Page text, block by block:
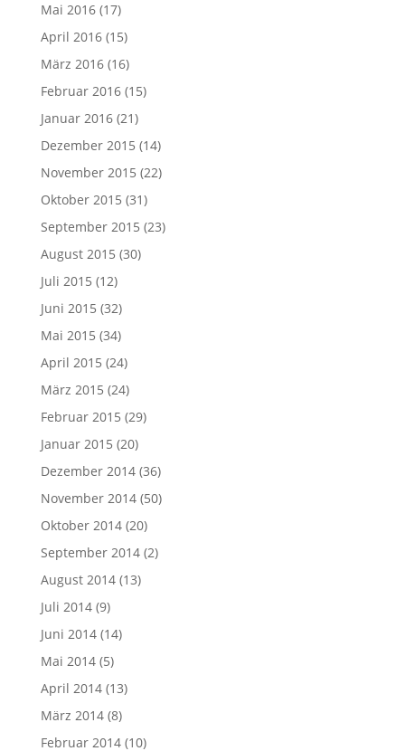
Mai 2016(17)
April 2016(15)
März 2016(16)
Februar 2016(15)
Januar 2016(21)
Dezember 2015 (14)
November 2015 (22)
Oktober 2015 (31)
September 2015 (23)
August 2015 (30)
Juli 2015 (12)
Juni 2015 (32)
Mai 2015 (34)
April 2015 (24)
März 2015 (24)
Februar 2015 (29)
Januar 2015 (20)
Dezember 2014(36)
November 2014(50)
Oktober 2014(20)
September 2014(2)
August 2014(13)
Juli 2014(9)
Juni 2014(14)
Mai 2014(5)
April 2014(13)
März 2014(8)
Februar 2014(10)